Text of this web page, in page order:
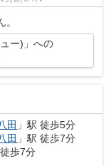
ー)」への
田 」駅 徒歩5分
田 」駅 徒歩7分
徒歩7分